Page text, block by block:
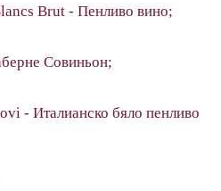
Brut - Пенливо вино;
Совиньон;
- Италианско бяло пенливо